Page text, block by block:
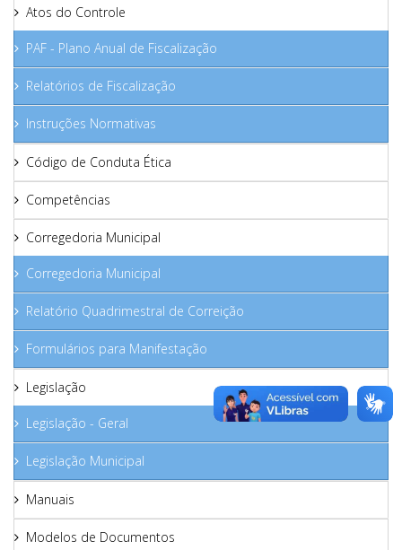
Atos do Controle
PAF - Plano Anual de Fiscalização
Relatórios de Fiscalização
Instruções Normativas
Código de Conduta Ética
Competências
Corregedoria Municipal
Corregedoria Municipal
Relatório Quadrimestral de Correição
Formulários para Manifestação
Legislação
Legislação - Geral
Legislação Municipal
Manuais
Modelos de Documentos